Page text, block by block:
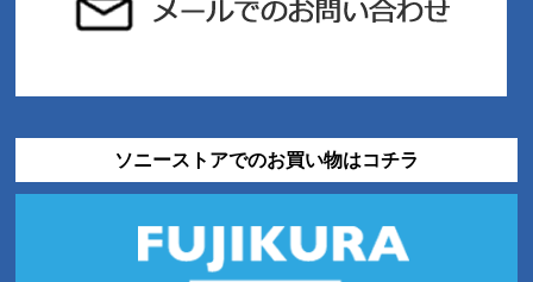
ソニーストアでのお買い物はコチラ